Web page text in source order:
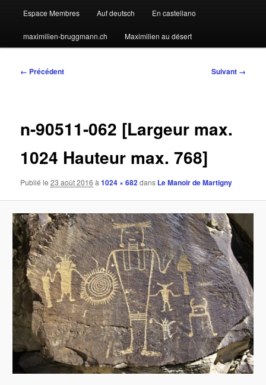
Espace Membres Auf deutsch En castellano
maximilien-bruggmann.ch Maximilien au désert
Navigation
← Précédent Suivant →
n-90511-062 [Largeur max.
1024 Hauteur max. 768]
Publié le23 août 2016 à1024 × 682dans Le Manoir de Martigny